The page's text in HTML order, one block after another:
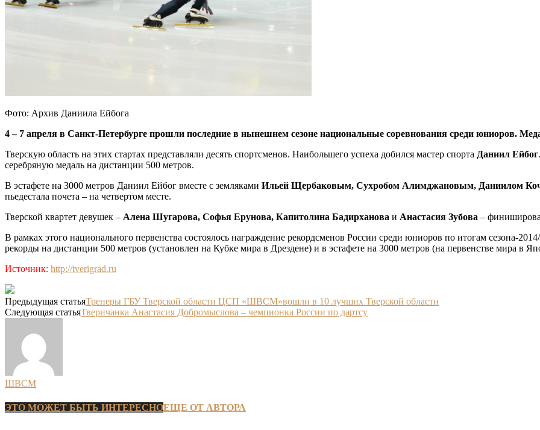
Фото: Архив Даниила Ейбога
4 – 7 апреля в Санкт-Петербурге прошли последние в нынешнем сезоне национальные соревнования среди юниоров.
Тверскую область на этих стартах представляли десять спортсменов. Наибольшего успеха добился мастер спорта Даниил Ейбог
серебряную медаль на дистанции 500 метров.
В эстафете на 3000 метров Даниил Ейбог вместе с земляками Ильей Щербаковым, Сухробом Алимджановым, Даниилом
пьедестала почета – на четвертом месте.
Тверской квартет девушек – Алена Шугарова, Софья Ерунова, Капитолина Бадирханова и Анастасия Зубова –
В рамках этого национального первенства состоялось награждение рекордсменов России среди юниоров по итогам сезона-
рекорды на дистанции 500 метров (установлен на Кубке мира в Дрездене) и в эстафете на 3000 метров (на первенстве мира в
Источник: http://tverigrad.ru
Предыдущая статьяТренеры ГБУ Тверской области ЦСП «ШВСМ»вошли в 10 лучших Тверской области
Следующая статьяТверичанка Анастасия Добромыслова – чемпионка России по дартсу
ШВСМ
ЭТО МОЖЕТ БЫТЬ ИНТЕРЕСНОЕЩЕ ОТ АВТОРА